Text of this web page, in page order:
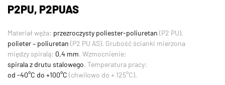
P2PU, P2PUAS
Materiał węża: przezroczysty poliester-poliuretan (P2 PU),
polieter – poliuretan (P2 PU AS). Grubość ścianki mierzona
między spiralą: 0,4 mm. Wzmocnienie:
spirala z drutu stalowego. Temperatura pracy:
od -40°C do +100°C (chwilowo do + 125°C).